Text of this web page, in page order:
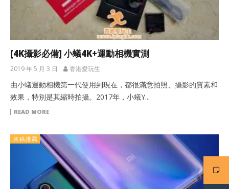
[4K攝影必備] 小蟻4K+運動相機實測
2019 年 5 月 3 日 香港愛玩生
由小蟻運動相機第一代使用到現在，都很滿意拍照、攝影的質素和
效果，特別是其縮時拍攝。2017年，小蟻Y...
READ MORE
來稿推薦